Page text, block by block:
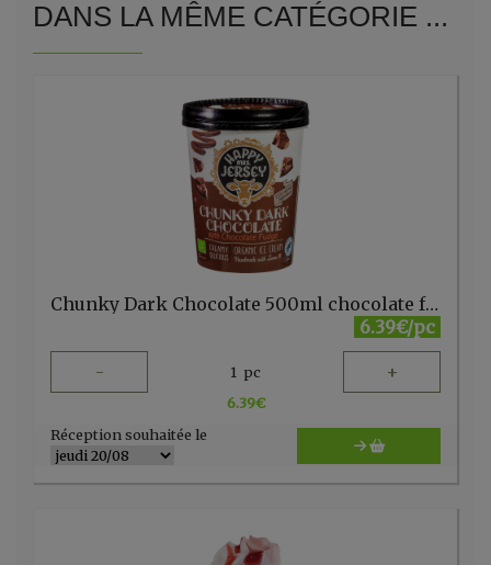
DANS LA MÊME CATÉGORIE ...
Chunky Dark Chocolate 500ml chocolate fudge Mrs Jersey
6.39€/pc
- 1 pc +
6.39€
Réception souhaitée le